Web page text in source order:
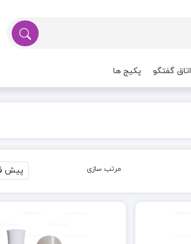
اتاق گفتگو پکیج ها
مرتب سازی